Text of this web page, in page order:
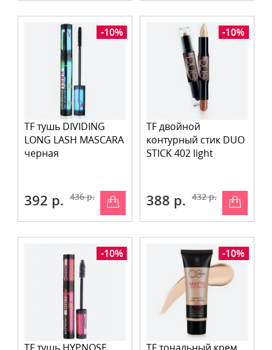
-10%
TF тушь DIVIDING
LONG LASH MASCARA
черная
392 р. 436 р.
-10%
TF двойной
контурный стик DUO
STICK 402 light
388 р. 432 р.
-10% -10%